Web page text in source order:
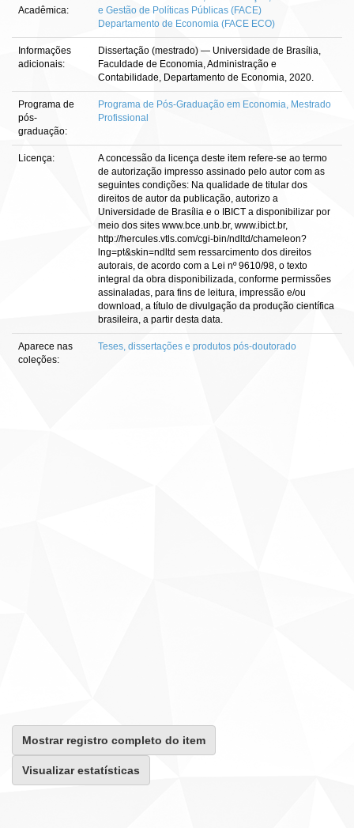
Acadêmica:
e Gestão de Políticas Públicas (FACE)
Departamento de Economia (FACE ECO)
Informações
adicionais:
Dissertação (mestrado) — Universidade de Brasília,
Faculdade de Economia, Administração e
Contabilidade, Departamento de Economia, 2020.
Programa de
pós-
graduação:
Programa de Pós-Graduação em Economia, Mestrado
Profissional
Licença:
A concessão da licença deste item refere-se ao termo
de autorização impresso assinado pelo autor com as
seguintes condições: Na qualidade de titular dos
direitos de autor da publicação, autorizo a
Universidade de Brasília e o IBICT a disponibilizar por
meio dos sites www.bce.unb.br, www.ibict.br,
http://hercules.vtls.com/cgi-bin/ndltd/chameleon?
lng=pt&skin=ndltd sem ressarcimento dos direitos
autorais, de acordo com a Lei nº 9610/98, o texto
integral da obra disponibilizada, conforme permissões
assinaladas, para fins de leitura, impressão e/ou
download, a título de divulgação da produção científica
brasileira, a partir desta data.
Aparece nas
coleções:
Teses, dissertações e produtos pós-doutorado
Mostrar registro completo do item
Visualizar estatísticas